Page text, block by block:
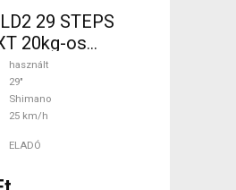
29 STEPS
20kg-os
Mountain Bike
Shimano
használt
29"
Shimano
25 km/h
ELADÓ